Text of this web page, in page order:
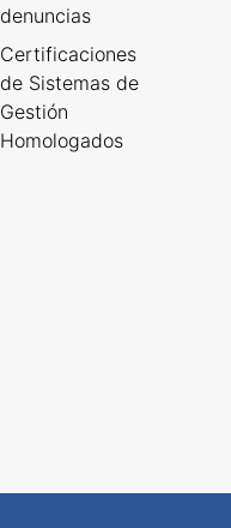
denuncias
Certificaciones
de Sistemas de
Gestión
Homologados